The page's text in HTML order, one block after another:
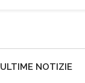
ULTIME NOTIZIE